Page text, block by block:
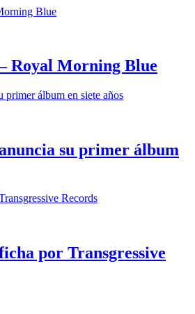
Blue
Royal Morning Blue
álbum en siete años
su primer álbum
Records
por Transgressive